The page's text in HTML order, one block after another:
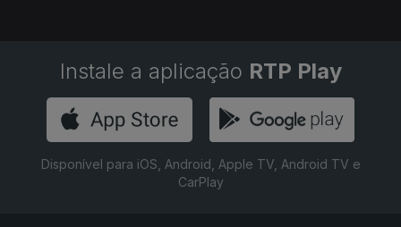
Instale a aplicação RTP Play
Disponível para iOS, Android, Apple TV, Android TV e
CarPlay